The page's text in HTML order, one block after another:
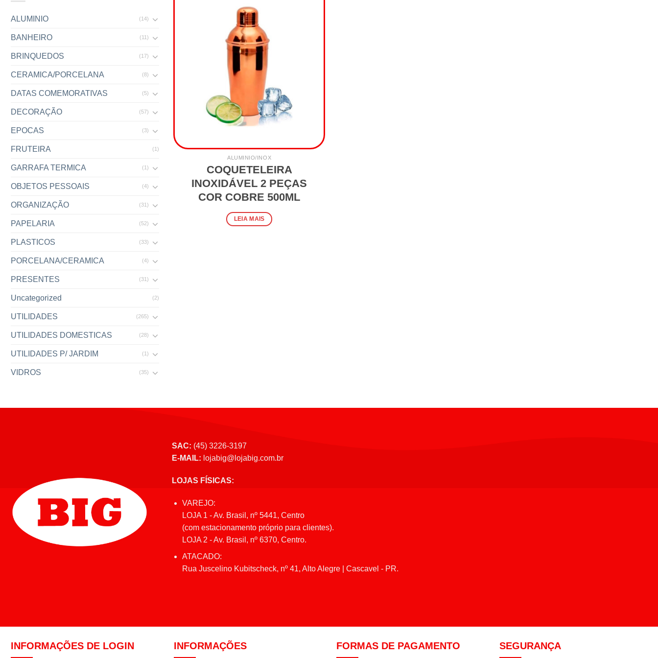
ALUMINIO (14)
BANHEIRO (11)
BRINQUEDOS (17)
CERAMICA/PORCELANA (8)
DATAS COMEMORATIVAS (5)
DECORAÇÃO (57)
EPOCAS (3)
FRUTEIRA (1)
GARRAFA TERMICA (1)
OBJETOS PESSOAIS (4)
ORGANIZAÇÃO (31)
PAPELARIA (52)
PLASTICOS (33)
PORCELANA/CERAMICA (4)
PRESENTES (31)
Uncategorized (2)
UTILIDADES (265)
UTILIDADES DOMESTICAS (28)
UTILIDADES P/ JARDIM (1)
VIDROS (35)
ALUMINIO/INOX
COQUETELEIRA
INOXIDÁVEL 2 PEÇAS
COR COBRE 500ML
LEIA MAIS
SAC: (45) 3226-3197
E-MAIL: lojabig@lojabig.com.br
LOJAS FÍSICAS:
VAREJO:
LOJA 1 - Av. Brasil, nº 5441, Centro
(com estacionamento próprio para clientes).
LOJA 2 - Av. Brasil, nº 6370, Centro.
ATACADO:
Rua Juscelino Kubitscheck, nº 41, Alto Alegre | Cascavel - PR.
INFORMAÇÕES DE LOGIN INFORMAÇÕES FORMAS DE PAGAMENTO SEGURANÇA